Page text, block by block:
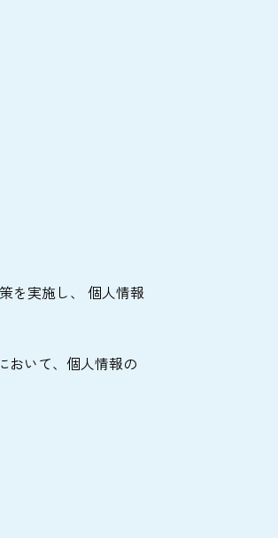
を実施し、 個人情報
おいて、個人情報の